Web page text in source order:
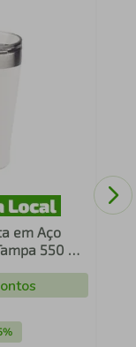
em Aço
550 ml